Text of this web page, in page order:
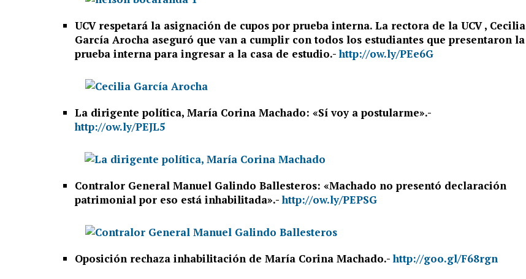
UCV respetará la asignación de cupos por prueba interna. La rectora de la UCV , Cecilia
García Arocha aseguró que van a cumplir con todos los estudiantes que presentaron la
prueba interna para ingresar a la casa de estudio.-http://ow.ly/PEe6G
La dirigente política, María Corina Machado: «Sí voy a postularme».-
http://ow.ly/PEJL5
Contralor General Manuel Galindo Ballesteros: «Machado no presentó declaración
patrimonial por eso está inhabilitada».-http://ow.ly/PEPSG
Oposición rechaza inhabilitación de María Corina Machado.-http://goo.gl/F68rgn